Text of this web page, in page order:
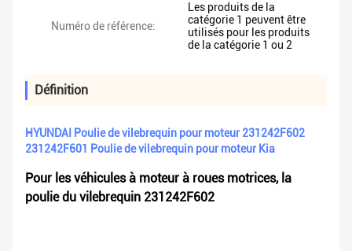
Numéro de référence:
Les produits de la
catégorie 1 peuvent être
utilisés pour les produits
de la catégorie 1 ou 2
Définition
HYUNDAI Poulie de vilebrequin pour moteur 231242F602
231242F601 Poulie de vilebrequin pour moteur Kia
Pour les véhicules à moteur à roues motrices, la
poulie du vilebrequin 231242F602